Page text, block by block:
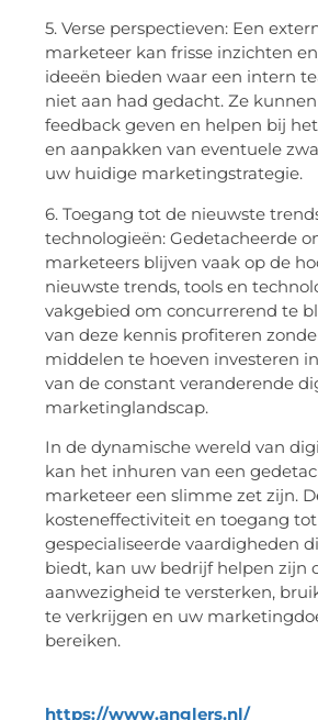
5. Verse perspectieven: Een
marketeer kan frisse inzichten
ideeën bieden waar een intern
niet aan had gedacht. Ze
feedback geven en helpen bij
en aanpakken van eventuele
uw huidige marketingstrategie.
6. Toegang tot de nieuwste
technologieën: Gedetacheerde
marketeers blijven vaak op de
nieuwste trends, tools en
vakgebied om concurrerend te
van deze kennis profiteren
middelen te hoeven investeren
van de constant veranderende
marketinglandscap.
In de dynamische wereld van
kan het inhuren van een
marketeer een slimme zet zijn.
kosteneffectiviteit en toegang tot
gespecialiseerde vaardigheden
biedt, kan uw bedrijf helpen zijn
aanwezigheid te versterken,
te verkrijgen en uw
bereiken.
https://www.anglers.nl/